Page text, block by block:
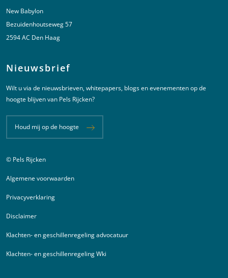
New Babylon
Bezuidenhoutseweg 57
2594 AC Den Haag
Nieuwsbrief
Wilt u via de nieuwsbrieven, whitepapers, blogs en evenementen op de
hoogte blijven van Pels Rijcken?
Houd mij op de hoogte
Juridische informatie
© Pels Rijcken
Algemene voorwaarden
Privacyverklaring
Disclaimer
Klachten- en geschillenregeling advocatuur
Klachten- en geschillenregeling Wki